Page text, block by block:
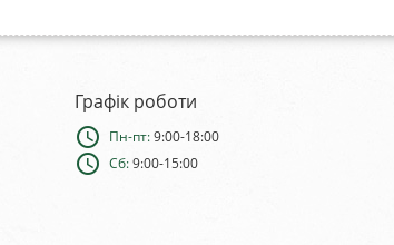
Графік роботи
schedule Пн-пт: 9:00-18:00
schedule Сб: 9:00-15:00